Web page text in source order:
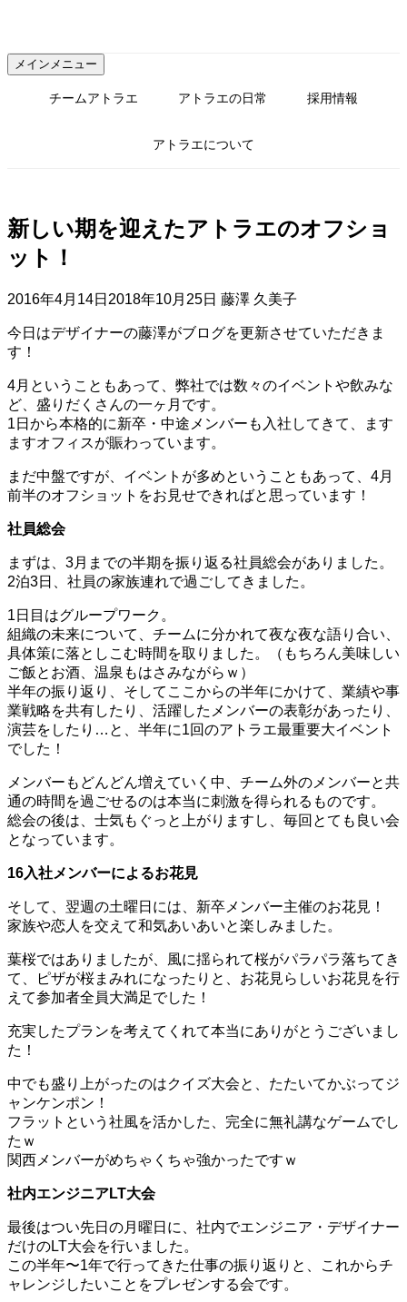
テ
ン
メインメニュー
チームアトラエ アトラエの日常 採用情報
アトラエについて
新しい期を迎えたアトラエのオフショ
ット！
2016年4月14日 2018年10月25日 藤澤 久美子
今日はデザイナーの藤澤がブログを更新させていただきま
す！
4月ということもあって、弊社では数々のイベントや飲みな
ど、盛りだくさんの一ヶ月です。
1日から本格的に新卒・中途メンバーも入社してきて、ます
ますオフィスが賑わっています。
まだ中盤ですが、イベントが多めということもあって、4月
前半のオフショットをお見せできればと思っています！
社員総会
まずは、3月までの半期を振り返る社員総会がありました。
2泊3日、社員の家族連れで過ごしてきました。
1日目はグループワーク。
組織の未来について、チームに分かれて夜な夜な語り合い、
具体策に落としこむ時間を取りました。（もちろん美味しい
ご飯とお酒、温泉もはさみながらｗ）
半年の振り返り、そしてここからの半年にかけて、業績や事
業戦略を共有したり、活躍したメンバーの表彰があったり、
演芸をしたり…と、半年に1回のアトラエ最重要大イベント
でした！
メンバーもどんどん増えていく中、チーム外のメンバーと共
通の時間を過ごせるのは本当に刺激を得られるものです。
総会の後は、士気もぐっと上がりますし、毎回とても良い会
となっています。
16入社メンバーによるお花見
そして、翌週の土曜日には、新卒メンバー主催のお花見！
家族や恋人を交えて和気あいあいと楽しみました。
葉桜ではありましたが、風に揺られて桜がパラパラ落ちてき
て、ピザが桜まみれになったりと、お花見らしいお花見を行
えて参加者全員大満足でした！
充実したプランを考えてくれて本当にありがとうございまし
た！
中でも盛り上がったのはクイズ大会と、たたいてかぶってジ
ャンケンポン！
フラットという社風を活かした、完全に無礼講なゲームでし
たｗ
関西メンバーがめちゃくちゃ強かったですｗ
社内エンジニアLT大会
最後はつい先日の月曜日に、社内でエンジニア・デザイナー
だけのLT大会を行いました。
この半年〜1年で行ってきた仕事の振り返りと、これからチ
ャレンジしたいことをプレゼンする会です。